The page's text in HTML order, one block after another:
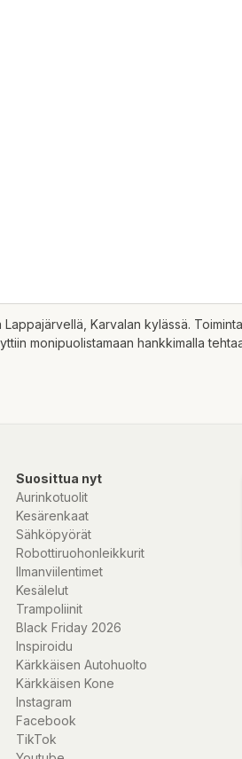
Karvalan kylässä.
monipuolistamaan hankkimalla
Suosittua nyt
Aurinkotuolit
Kesärenkaat
Sähköpyörät
Robottiruohonleikkurit
Ilmanviilentimet
Kesälelut
Trampoliinit
Black Friday 2026
Inspiroidu
Kärkkäisen Autohuolto
Kärkkäisen Kone
Instagram
Facebook
TikTok